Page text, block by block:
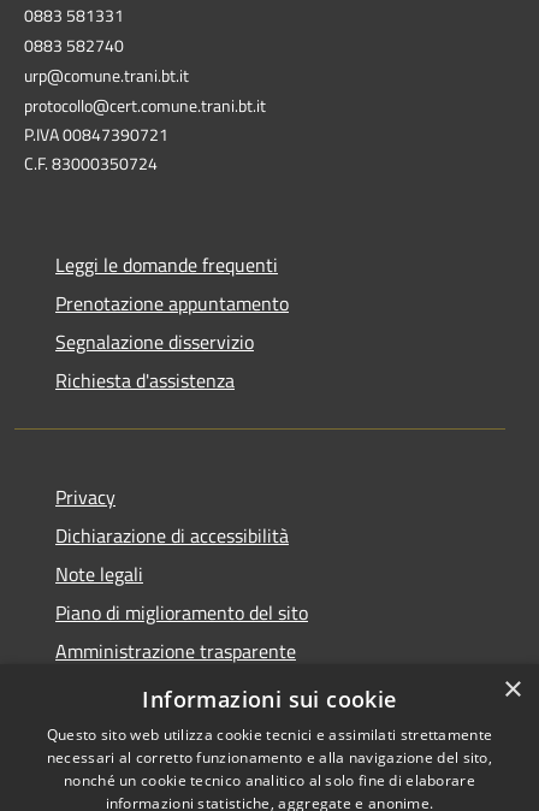
0883 581331
0883 582740
urp@comune.trani.bt.it
protocollo@cert.comune.trani.bt.it
P.IVA 00847390721
C.F. 83000350724
Leggi le domande frequenti
Prenotazione appuntamento
Segnalazione disservizio
Richiesta d'assistenza
Privacy
Dichiarazione di accessibilità
Note legali
Piano di miglioramento del sito
Amministrazione trasparente
Albo Pretorio
×
Informazioni sui cookie
Questo sito web utilizza cookie tecnici e assimilati strettamente
necessari al corretto funzionamento e alla navigazione del sito,
nonché un cookie tecnico analitico al solo fine di elaborare
informazioni statistiche, aggregate e anonime.